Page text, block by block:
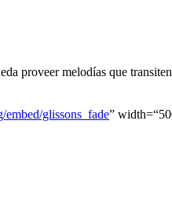
proveer melodías que
embed/glissons_fade”